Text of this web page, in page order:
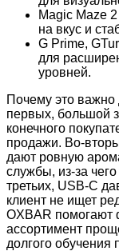
Magic Maze
на вкус и
G Prime,
для
уровней.
Почему это важно
первых, большой
конечного
продажи. Во-
дают ровную
службы, из-за
третьих, USB-C
клиент не ищет
OXBAR помогают
ассортимент
долгого обучения